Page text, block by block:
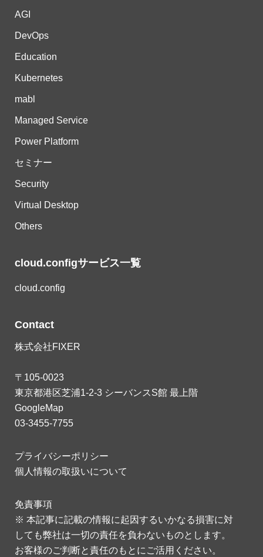
AGI
DevOps
Education
Kubernetes
mabl
Managed Service
Power Platform
セミナー
Security
Virtual Desktop
Others
cloud.configサービス一覧
cloud.config
Contact
株式会社FIXER
〒105-0023
東京都港区芝浦1-2-3 シーバンスS館 最上階
GoogleMap
03-3455-7755
プライバシーポリシー
個人情報の取扱いについて
免責事項
※ 本記事に記載の情報に起因するいかなる損害に対
しても弊社は一切の責任を負わないものとします。
お客様のご判断と責任のもとにご活用ください。